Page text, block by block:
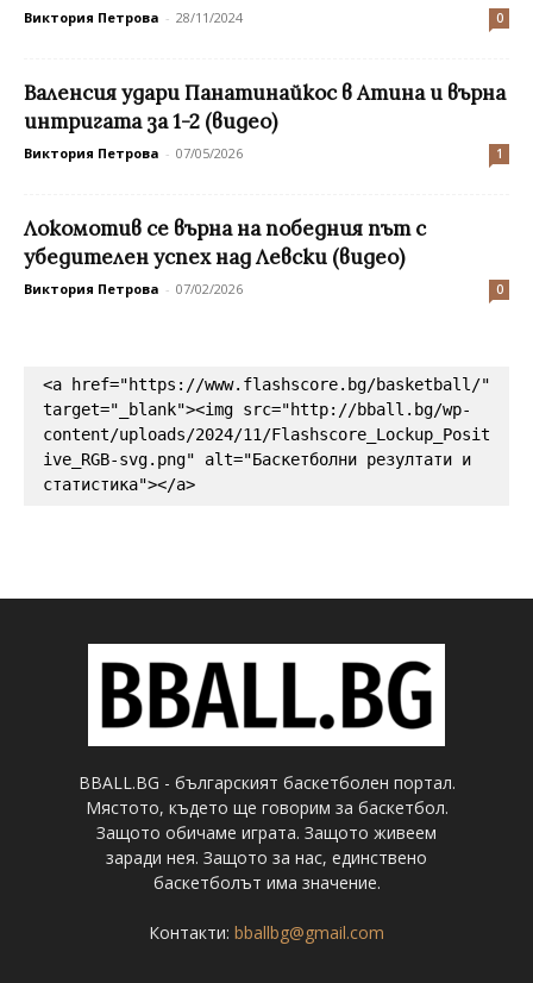
Виктория Петрова - 28/11/2024 0
Валенсия удари Панатинайкос в Атина и върна
интригата за 1-2 (видео)
Виктория Петрова - 07/05/2026 1
Локомотив се върна на победния път с
убедителен успех над Левски (видео)
Виктория Петрова - 07/02/2026 0
<a href="https://www.flashscore.bg/basketball/"
target="_blank"><img src="http://bball.bg/wp-
content/uploads/2024/11/Flashscore_Lockup_Posit
ive_RGB-svg.png" alt="Баскетболни резултати и
статистика"></a>
BBALL.BG - българският баскетболен портал.
Мястото, където ще говорим за баскетбол.
Защото обичаме играта. Защото живеем
заради нея. Защото за нас, единствено
баскетболът има значение.
Контакти: bballbg@gmail.com